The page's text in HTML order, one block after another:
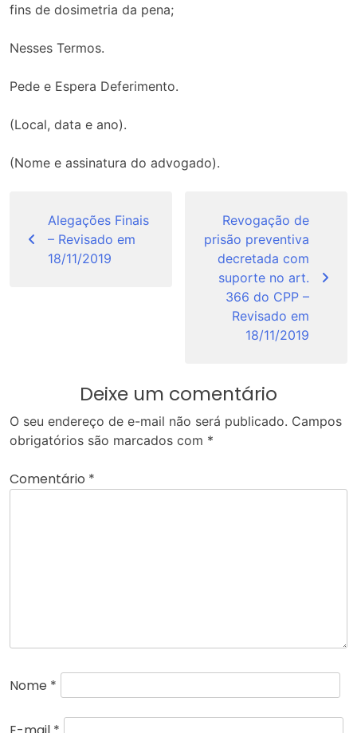
fins de dosimetria da pena;
Nesses Termos.
Pede e Espera Deferimento.
(Local, data e ano).
(Nome e assinatura do advogado).
Post
Alegações Finais
– Revisado em
18/11/2019
Revogação de
prisão preventiva
decretada com
suporte no art.
366 do CPP –
Revisado em
18/11/2019
Deixe um comentário
O seu endereço de e-mail não será publicado. Campos
obrigatórios são marcados com *
Comentário *
Nome *